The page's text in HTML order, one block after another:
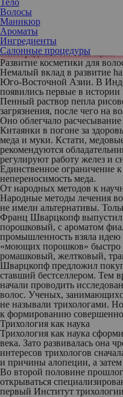
Тело
Волосы
Маникюр
Ароматы
Ингредиенты
Салонные процедуры
заканчивая совсем уж
для ускорения роста волос
улей (!), смешать пепел с
состав в кожу головы. В
и бальзамов часто
виноградный сок и специи.
Развитие косметики для
Немалый вклад в развитие
Юго-Восточной Азии. В
появились первые в
Пенный раствор пепла
загрязнения, после чего на
Оно облегчало
Китаянки в погоне за
меда и муки. Кстати,
рекомендуются
регулируют работу желез и
Единственное
непереносимость меда.
От народных методов к
Народные методы лечения
не имели альтернативы.
Франц Шварцкопф
порошковый, с ароматом
промышленность взяла
«моющих порошков» быстро
ромашковый, желтковый,
Шварцкопф предложил
ставший бестселлером.
начали проводить
волос. Ученых,
не называли трихологами.
к формированию
Трихология как наука
Трихология как наука
века. Зато развивалась она
интересов трихологов
и причины алопеции, а затем
Во второй половине
открываться
первый Институт